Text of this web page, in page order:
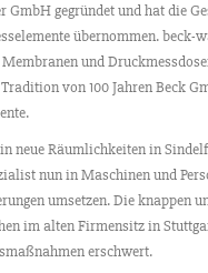
gegründet und hat die
übernommen. beck-
und
von 100 Jahren Beck
neue Räumlichkeiten in
nun in Maschinen und
umsetzen. Die knappen
im alten Firmensitz in
erschwert.